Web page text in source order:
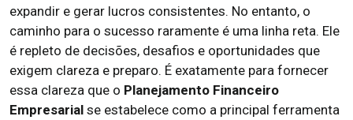
expandir e gerar lucros consistentes. No entanto, o
caminho para o sucesso raramente é uma linha reta. Ele
é repleto de decisões, desafios e oportunidades que
exigem clareza e preparo. É exatamente para fornecer
essa clareza que o Planejamento Financeiro
Empresarial se estabelece como a principal ferramenta